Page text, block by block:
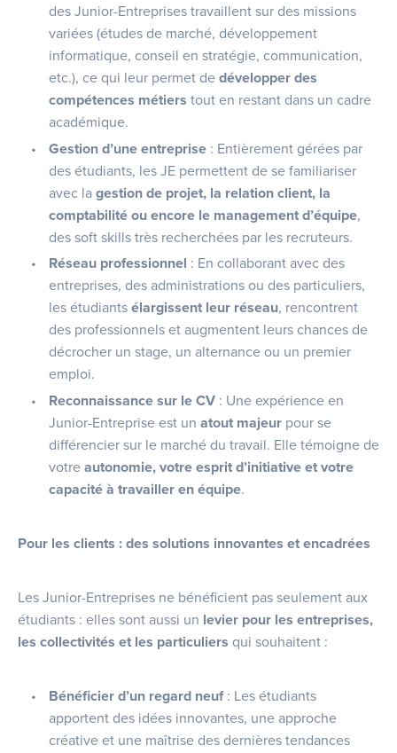
des Junior-Entreprises travaillent sur des missions
variées (études de marché, développement
informatique, conseil en stratégie, communication,
etc.), ce qui leur permet de développer des
compétences métiers tout en restant dans un cadre
académique.
Gestion d’une entreprise : Entièrement gérées par
des étudiants, les JE permettent de se familiariser
avec la gestion de projet, la relation client, la
comptabilité ou encore le management d’équipe,
des soft skills très recherchées par les recruteurs.
Réseau professionnel : En collaborant avec des
entreprises, des administrations ou des particuliers,
les étudiants élargissent leur réseau, rencontrent
des professionnels et augmentent leurs chances de
décrocher un stage, un alternance ou un premier
emploi.
Reconnaissance sur le CV : Une expérience en
Junior-Entreprise est un atout majeur pour se
différencier sur le marché du travail. Elle témoigne de
votre autonomie, votre esprit d’initiative et votre
capacité à travailler en équipe.
Pour les clients : des solutions innovantes et encadrées
Les Junior-Entreprises ne bénéficient pas seulement aux
étudiants : elles sont aussi un levier pour les entreprises,
les collectivités et les particuliers qui souhaitent :
Bénéficier d’un regard neuf: Les étudiants
apportent des idées innovantes, une approche
créative et une maîtrise des dernières tendances